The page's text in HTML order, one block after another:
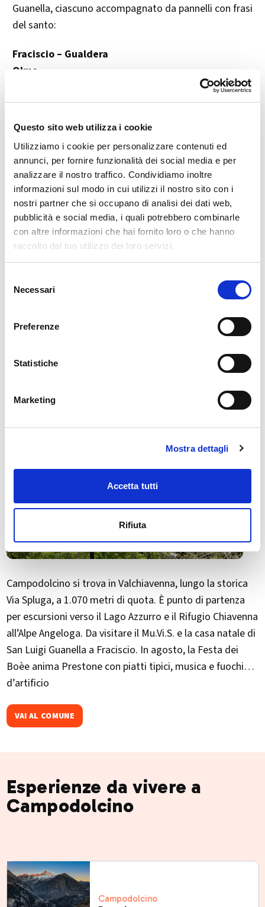
Questo sito web utilizza i cookie
Utilizziamo i cookie per personalizzare contenuti ed
annunci, per fornire funzionalità dei social media e per
analizzare il nostro traffico. Condividiamo inoltre
informazioni sul modo in cui utilizzi il nostro sito con i
nostri partner che si occupano di analisi dei dati web,
pubblicità e social media, i quali potrebbero combinarle
con altre informazioni che hai fornito loro o che hanno
raccolto dal tuo utilizzo dei loro servizi.
delNecessari
Preferenze
Statistiche
Marketing
Mostra dettagli
Accetta tutti
Rifiuta
Guanella, ciascuno accompagnato da pannelli con frasi
del santo:
Fraciscio – Gualdera
Olmo
Nuova Olonio, Casa “Madonna del Lavoro”
Pianello del Lario, frazione Camlago
Lora, Casa “Santa Maria della Provvidenza”
🗺️ Come arrivare
In auto: da Milano, seguire la SS36 fino a Colico,
poi la SS37 fino a Chiavenna
In treno: linea Milano–Lecco–Colico–Chiavenna​
Campodolcino
Campodolcino si trova in Valchiavenna, lungo la storica
Via Spluga, a 1.070 metri di quota. È punto di partenza
per escursioni verso il Lago Azzurro e il Rifugio Chiavenna
all’Alpe Angeloga. Da visitare il Mu.Vi.S. e la casa natale di
San Luigi Guanella a Fraciscio. In agosto, la Festa dei
Boèe anima Prestone con piatti tipici, musica e fuochi
d’artificio
VAI AL COMUNE
Esperienze da vivere a
Campodolcino
Campodolcino